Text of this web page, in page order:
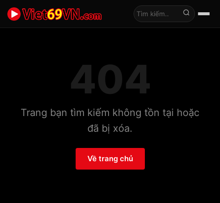
Tìm kiếm
404
Trang bạn tìm kiếm không tồn tại hoặc
đã bị xóa.
Về trang chủ